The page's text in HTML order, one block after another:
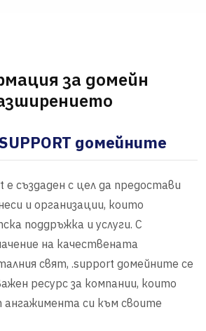
за домейн
домейните
създаден с цел да предостави
и организации, които
поддръжка и услуги. С
на качествената
свят, .support домейните се
ресурс за компании, които
си към своите